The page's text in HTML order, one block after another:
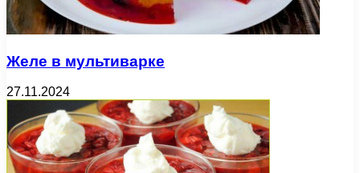
Желе в мультиварке
27.11.2024